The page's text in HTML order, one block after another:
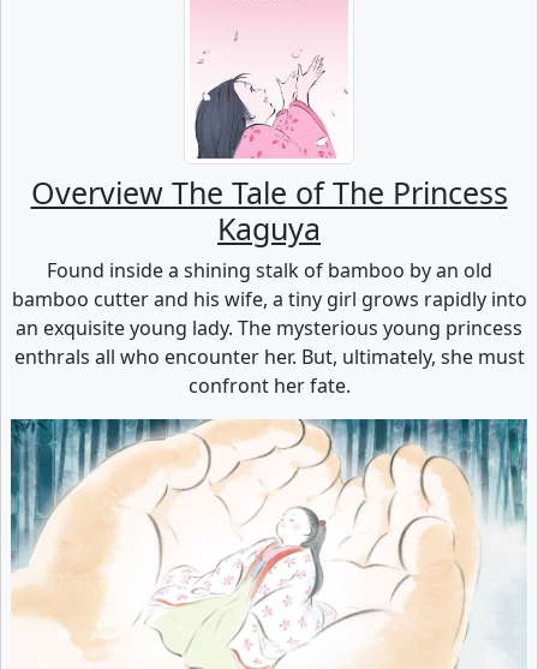
Overview The Tale of The Princess
Kaguya
Found inside a shining stalk of bamboo by an old
bamboo cutter and his wife, a tiny girl grows rapidly into
an exquisite young lady. The mysterious young princess
enthrals all who encounter her. But, ultimately, she must
confront her fate.